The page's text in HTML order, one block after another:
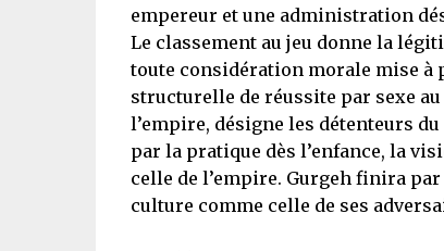
empereur et une administration
Le classement au jeu donne la
toute considération morale mise à
structurelle de réussite par sexe
l’empire, désigne les détenteurs
par la pratique dès l’enfance, la
celle de l’empire. Gurgeh finira
culture comme celle de ses